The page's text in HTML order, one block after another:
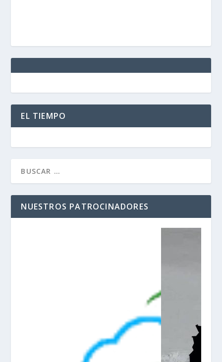
EL TIEMPO
NUESTROS PATROCINADORES